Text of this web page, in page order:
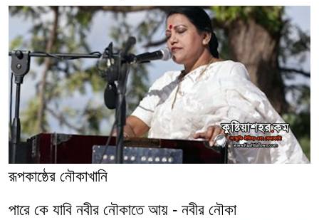
রূপকাষ্ঠের নৌকাখানি
পারে কে যাবি নবীর নৌকাতে আয় - নবীর নৌকা